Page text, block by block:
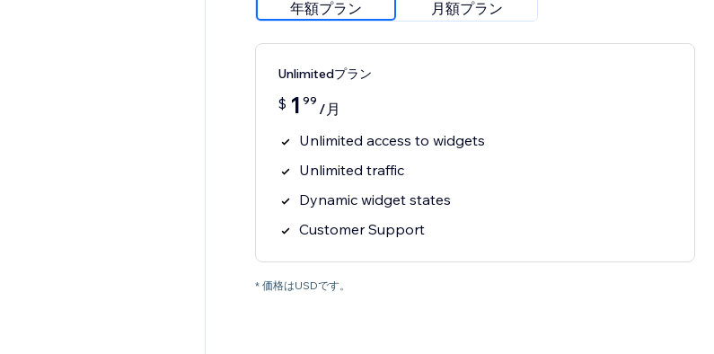
年額プラン 月額プラン
Unlimitedプラン
$ 1 99 /月
Unlimited access to widgets
Unlimited traffic
Dynamic widget states
Customer Support
* 価格はUSDです。